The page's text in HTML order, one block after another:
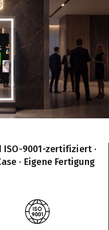
ISO-9001-zertifiziert ·
· Eigene Fertigung